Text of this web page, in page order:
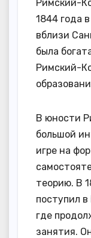
Римский-
1844 года
вблизи
была
Римский-
В юности
большой
игре на
теорию. В
поступил
где
занятия.